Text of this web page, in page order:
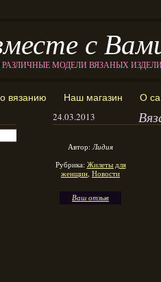
с
МОДЕЛИ ВЯЗАНЫХ
вязанию Наш магазин О
24.03.2013
Автор:Лидия
Рубрика: Жилеты для
женщин, Новости
Ваш отзыв